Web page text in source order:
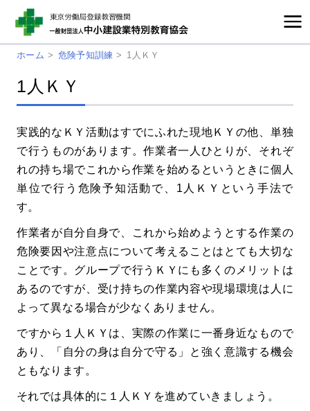
ホーム > 危険予知訓練 > 1人ＫＹ
1人ＫＹ
実践的なＫＹ活動はすでにふれた現地ＫＹの他、単独
で行うものがあります。作業者一人ひとりが、それぞ
れの持ち場でこれから作業を始めるというときに個人
単位で行う危険予知活動で、1人ＫＹという手法で
す。
作業者が自分自身で、これから始めようとする作業の
危険要因や注意点について考えることはとても大切な
ことです。グループで行うＫＹにも多くのメリットは
あるのですが、受け持ちの作業内容や現場環境は人に
よって異なる場合が少なくありません。
ですから１人ＫＹは、実際の作業に一番身近なもので
あり、「自分の身は自分で守る」と強く意識する機会
ともなります。
それでは具体的に１人ＫＹを進めていきましょう。